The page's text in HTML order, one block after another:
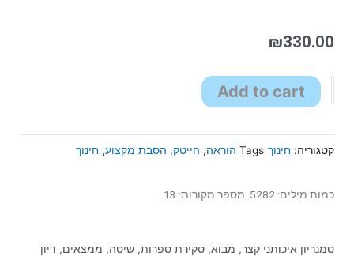
₪330.00
Add to cart
קטגוריה: חינוך Tags הוראה, הייטק, הסבת מקצוע, חינוך
כמות מילים: 5282. מספר מקורות: 13.
סמנריון איכותני קצר, מבוא, סקירת ספרות, שיטה, ממצאים, דיון